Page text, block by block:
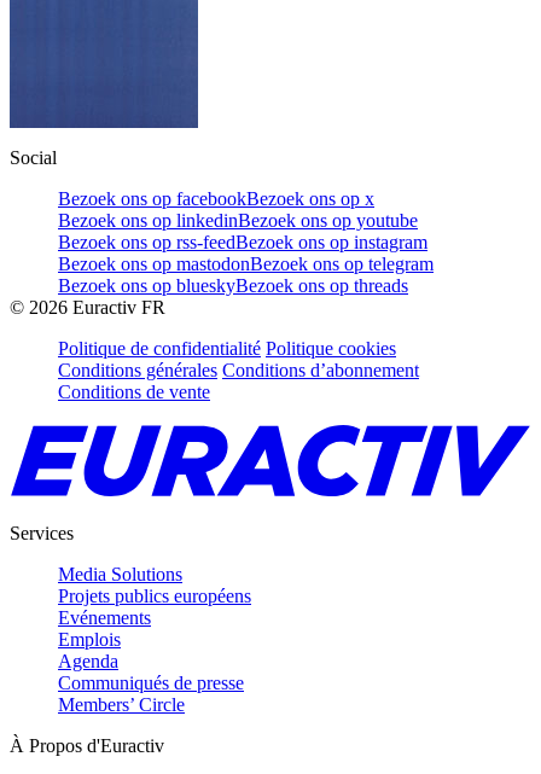
Social
Bezoek ons op facebookBezoek ons op x
Bezoek ons op linkedinBezoek ons op youtube
Bezoek ons op rss-feedBezoek ons op instagram
Bezoek ons op mastodonBezoek ons op telegram
Bezoek ons op blueskyBezoek ons op threads
© 2026 Euractiv FR
Politique de confidentialité Politique cookies
Conditions générales Conditions d’abonnement
Conditions de vente
Services
Media Solutions
Projets publics européens
Evénements
Emplois
Agenda
Communiqués de presse
Members’ Circle
À Propos d'Euractiv